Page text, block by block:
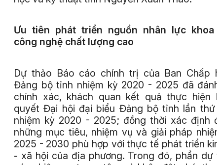
Ưu tiên phát triển nguồn nhân lực khoa
công nghệ chất lượng cao
Dự thảo Báo cáo chính trị của Ban Chấp
Đảng bộ tỉnh nhiệm kỳ 2020 - 2025 đã
chính xác, khách quan kết quả thực hiện
quyết Đại hội đại biểu Đảng bộ tỉnh lần thứ
nhiệm kỳ 2020 - 2025; đồng thời xác định
những mục tiêu, nhiệm vụ và giải pháp
2025 - 2030 phù hợp với thực tế phát triển
- xã hội của địa phương. Trong đó, phần dự